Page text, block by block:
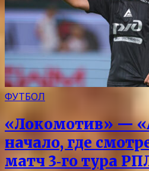
ФУТБОЛ
«Локомотив» —
начало, где
матч 3‑го тура